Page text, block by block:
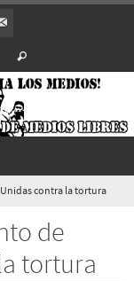
contra la tortura
de
tortura